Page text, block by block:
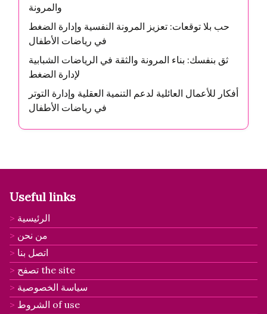
والمرونة
حب بلا توقعات: تعزيز المرونة النفسية وإدارة الضغط
في رياضات الأطفال
ثق بنفسك: بناء المرونة والثقة في الرياضات الشبابية
لإدارة الضغط
أفكار للأعمال العائلية لدعم التنمية العقلية وإدارة التوتر
في رياضات الأطفال
Useful links
الرئيسية
من نحن
اتصل بنا
تصفح the site
سياسة الخصوصية
الشروط of use